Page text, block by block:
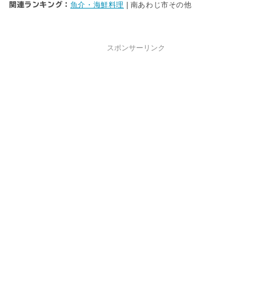
関連ランキング： 魚介・海鮮料理 | 南あわじ市その他
スポンサーリンク